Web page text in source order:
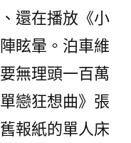
還在播放《小
眩暈。泊車維
無理頭一百萬
戀狂想曲》張
報紙的單人床